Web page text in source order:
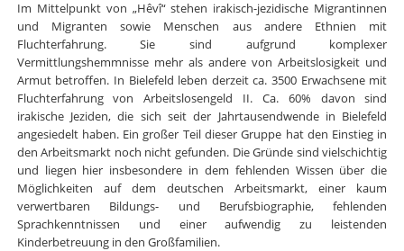
Im Mittelpunkt von „Hêvî“ stehen irakisch-jezidische Migrantinnen
und Migranten sowie Menschen aus andere Ethnien mit
Fluchterfahrung. Sie sind aufgrund komplexer
Vermittlungshemmnisse mehr als andere von Arbeitslosigkeit und
Armut betroffen. In Bielefeld leben derzeit ca. 3500 Erwachsene mit
Fluchterfahrung von Arbeitslosengeld II. Ca. 60% davon sind
irakische Jeziden, die sich seit der Jahrtausendwende in Bielefeld
angesiedelt haben. Ein großer Teil dieser Gruppe hat den Einstieg in
den Arbeitsmarkt noch nicht gefunden. Die Gründe sind vielschichtig
und liegen hier insbesondere in dem fehlenden Wissen über die
Möglichkeiten auf dem deutschen Arbeitsmarkt, einer kaum
verwertbaren Bildungs- und Berufsbiographie, fehlenden
Sprachkenntnissen und einer aufwendig zu leistenden
Kinderbetreuung in den Großfamilien.